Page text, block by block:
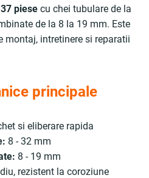
37 piese cu chei tubulare de la
de la 8 la 19 mm. Este
montaj, intretinere si reparatii
principale
si eliberare rapida
8 - 32 mm
8 - 19 mm
rezistent la coroziune